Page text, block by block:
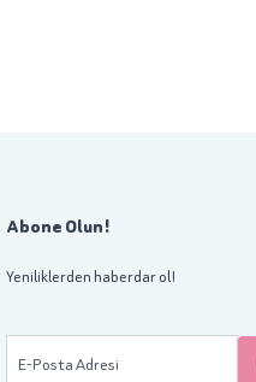
Abone Olun!
Yeniliklerden haberdar ol!
E-Posta Adresi